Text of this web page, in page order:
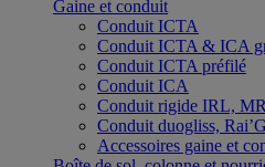
Gaine et conduit
Conduit ICTA
Conduit ICTA & ICA
Conduit ICTA préfilé
Conduit ICA
Conduit rigide IRL,
Conduit duogliss,
Accessoires gaine et